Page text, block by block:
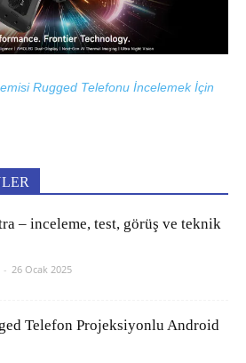
Rugged Telefonu İncelemek İçin
– inceleme, test, görüş ve teknik
- 26 Ocak 2025
Telefon Projeksiyonlu Android